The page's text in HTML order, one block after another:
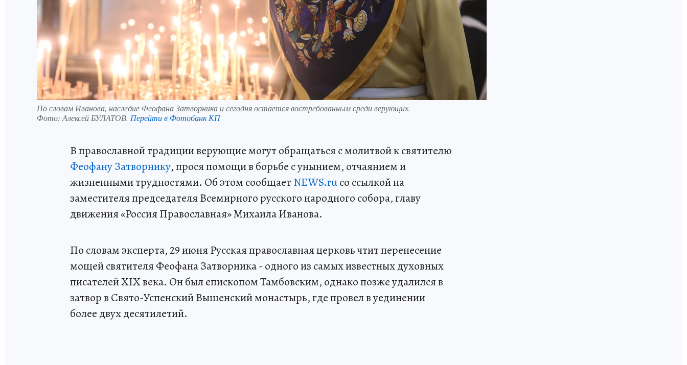
По словам Иванова, наследие Феофана Затворника и сегодня остается востребованным среди верующих.
Фото: Алексей БУЛАТОВ. Перейти в Фотобанк КП
В православной традиции верующие могут обращаться с молитвой к святителю
Феофану Затворнику, прося помощи в борьбе с унынием, отчаянием и
жизненными трудностями. Об этом сообщаетNEWS.ruсо ссылкой на
заместителя председателя Всемирного русского народного собора, главу
движения «Россия Православная» Михаила Иванова.
По словам эксперта, 29 июня Русская православная церковь чтит перенесение
мощей святителя Феофана Затворника - одного из самых известных духовных
писателей XIX века. Он был епископом Тамбовским, однако позже удалился в
затвор в Свято-Успенский Вышенский монастырь, где провел в уединении
более двух десятилетий.